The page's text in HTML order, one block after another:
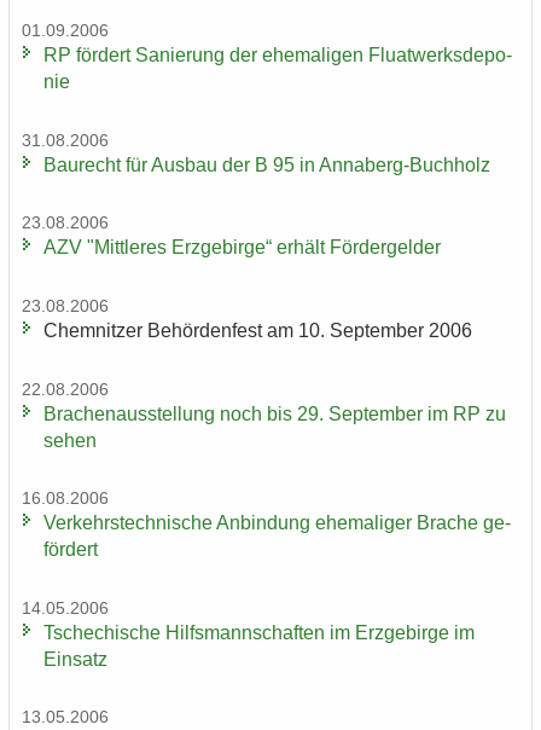
01.09.2006
RP för­dert Sa­nie­rung der ehe­ma­li­gen Fluat­werks­de­po­
nie
31.08.2006
Bau­recht für Aus­bau der B 95 in Annaberg-​Buchholz
23.08.2006
AZV "Mitt­le­res Erz­ge­bir­ge“ er­hält För­der­gel­der
23.08.2006
Chem­nit­zer Be­hör­den­fest am 10. Sep­tem­ber 2006
22.08.2006
Bra­chen­aus­stel­lung noch bis 29. Sep­tem­ber im RP zu
sehen
16.08.2006
Ver­kehrs­tech­ni­sche An­bin­dung ehe­ma­li­ger Bra­che ge­
för­dert
14.05.2006
Tsche­chi­sche Hilfs­mann­schaf­ten im Erz­ge­bir­ge im
Ein­satz
13.05.2006